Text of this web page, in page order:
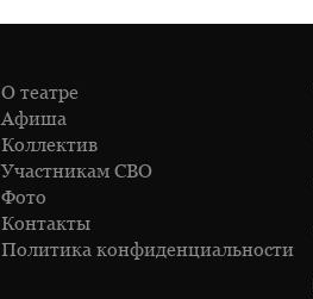
О театре
Афиша
Коллектив
Участникам СВО
Фото
Контакты
Политика конфиденциальности